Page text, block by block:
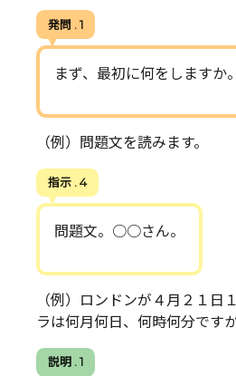
発問 . 1
まず、最初に何をしますか。
（例）問題文を読みます。
指示 . 4
問題文。○○さん。
（例）ロンドンが４月２１日
ラは何月何日、何時何分ですか
説明 . 1